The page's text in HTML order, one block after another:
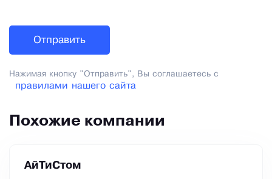
Нажимая кнопку "Отправить", Вы соглашаетесь с
правилами нашего сайта
Похожие компании
АйТиСтом